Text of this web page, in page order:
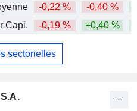
-0,22 % -0,40 %
Capi.
-0,19 % +0,40 %
sectorielles